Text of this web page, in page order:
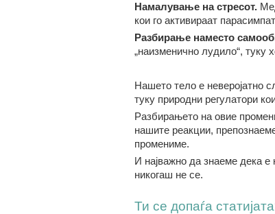
Намалување на стресот.
кои го активираат
Разбирање наместо
„наизменично лудило“, туку
Нашето тело е неверојатно
туку природни регулатори
Разбирањето на овие
нашите реакции,
промениме.
И најважно да знаеме дека
никогаш не се.
Ти се допаѓа